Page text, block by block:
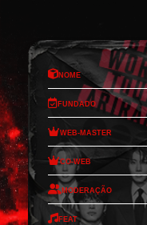
Nome
Fundado
Web-Master
Co-Web
Moderação
Feat